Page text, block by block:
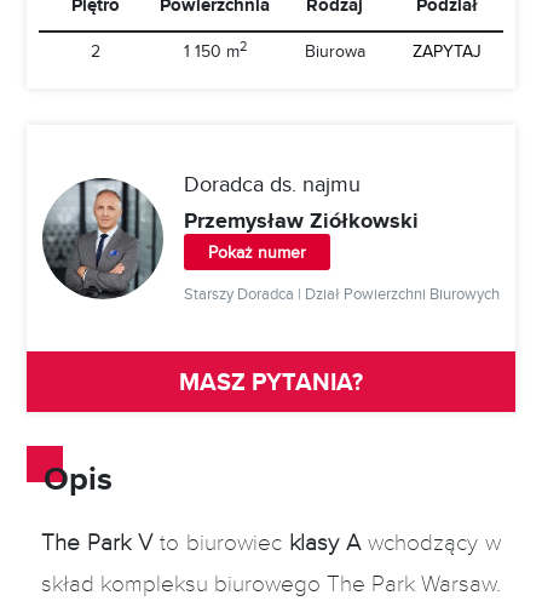
2 1 150 m2 Biurowa ZAPYTAJ
Doradca ds. najmu
Przemysław Ziółkowski
Pokaż numer
Starszy Doradca | Dział Powierzchni Biurowych
MASZ PYTANIA?
Opis
The Park Vto biurowiec klasy Awchodzący w
skład kompleksu biurowego The Park Warsaw.